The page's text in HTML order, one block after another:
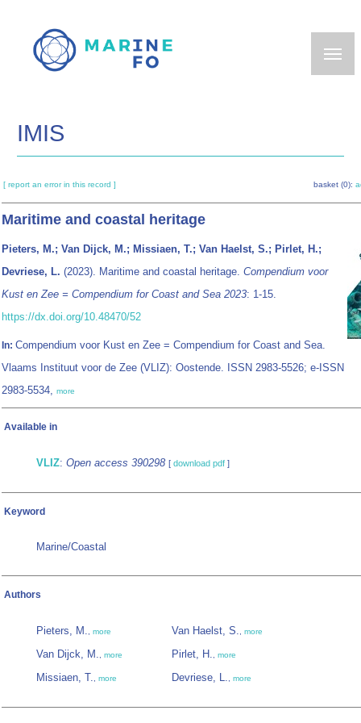
main
IMIS
[ report an error in this record ] basket (0):
Maritime and coastal heritage
Pieters, M.; Van Dijck, M.; Missiaen, T.; Van Haelst, S.; Pirlet, H.;
Devriese, L. (2023). Maritime and coastal heritage. Compendium voor
Kust en Zee = Compendium for Coast and Sea 2023: 1-15.
https://dx.doi.org/10.48470/52
In: Compendium voor Kust en Zee = Compendium for Coast and Sea.
Vlaams Instituut voor de Zee (VLIZ): Oostende. ISSN 2983-5526; e-ISSN
2983-5534, more
Available in
VLIZ: Open access 390298 [ download pdf ]
Keyword
Marine/Coastal
Authors
Pieters, M., more
Van Dijck, M., more
Missiaen, T., more
Van Haelst, S., more
Pirlet, H., more
Devriese, L., more